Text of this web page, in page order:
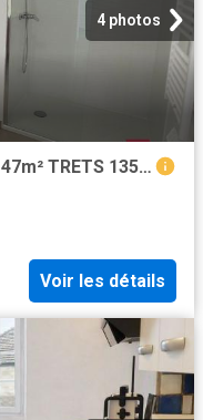
4 photos
Location Appartement 2 pièces 47m² TRETS 13530
Voir les détails